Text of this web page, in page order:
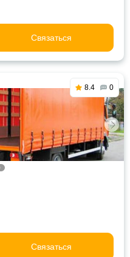
Связаться
8.4 0
Связаться